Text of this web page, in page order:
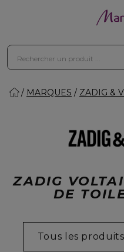
MARQUES ZADIG &
ZADIG
DE
Tous les produits